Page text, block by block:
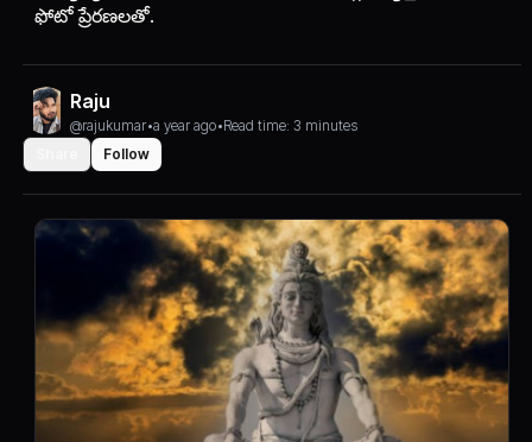
ఫోటో ప్రేరణలతో.
Raju
@rajukumar•a year ago•Read time: 3 minutes
Follow